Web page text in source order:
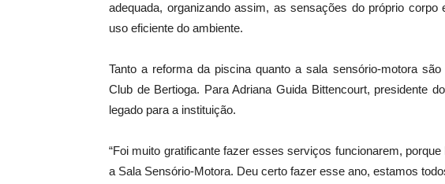
adequada, organizando assim, as sensações do próprio
uso eficiente do ambiente.
Tanto a reforma da piscina quanto a sala sensório-motora
Club de Bertioga. Para Adriana Guida Bittencourt, presidente
legado para a instituição.
“Foi muito gratificante fazer esses serviços funcionarem,
a Sala Sensório-Motora. Deu certo fazer esse ano, estamos